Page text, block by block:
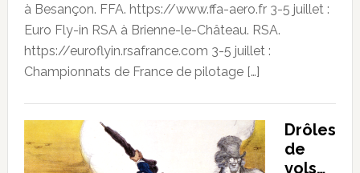
à Besançon. FFA. https://www.ffa-aero.fr 3-5 juillet :
Euro Fly-in RSA à Brienne-le-Château. RSA.
https://euroflyin.rsafrance.com 3-5 juillet :
Championnats de France de pilotage […]
Drôles
de
vols…